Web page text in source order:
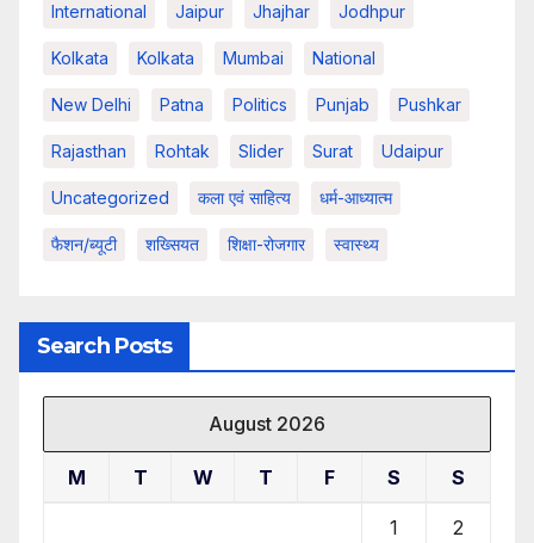
International Jaipur Jhajhar Jodhpur
Kolkata Kolkata Mumbai National
New Delhi Patna Politics Punjab Pushkar
Rajasthan Rohtak Slider Surat Udaipur
Uncategorized कला एवं साहित्य धर्म-आध्यात्म
फैशन/ब्यूटी शख्सियत शिक्षा-रोजगार स्वास्थ्य
Search Posts
August 2026
M T W T F S S
1 2